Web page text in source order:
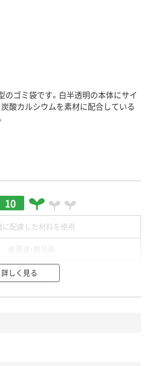
ゴミ袋です。白半透明の本体にサイ
酸カルシウムを素材に配合している
10
に配慮した材料を使用
サイクルしやすい設計
詳しく見る